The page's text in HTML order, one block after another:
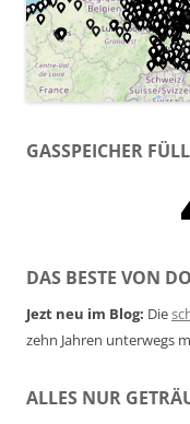
GASSPEICHER
DAS BESTE VON
Jezt neu im Blog: Die
zehn Jahren unterwegs
ALLES NUR